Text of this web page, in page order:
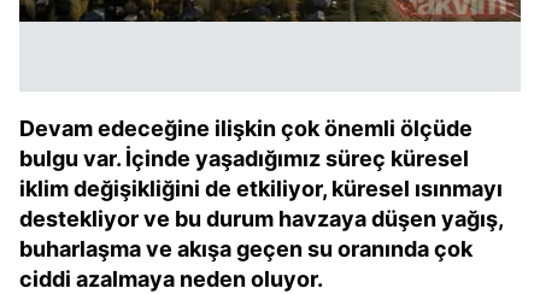
Devam edeceğine ilişkin çok önemli ölçüde
bulgu var. İçinde yaşadığımız süreç küresel
iklim değişikliğini de etkiliyor, küresel ısınmayı
destekliyor ve bu durum havzaya düşen yağış,
buharlaşma ve akışa geçen su oranında çok
ciddi azalmaya neden oluyor.